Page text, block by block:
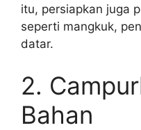
itu, persiapkan juga
seperti mangkuk,
datar.
2.
Bahan